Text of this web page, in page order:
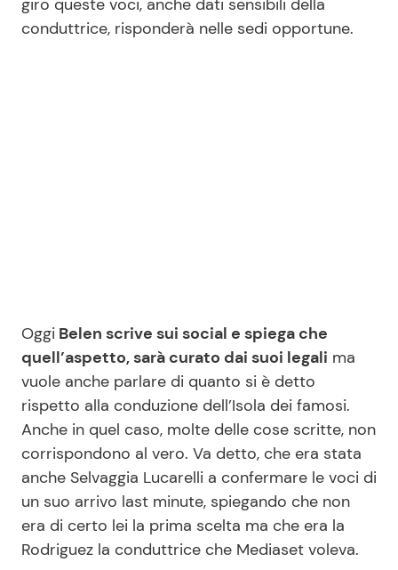
Viaggi e Turismo Ricette Feste
Disclaimer e Privacy
Redazione
Contattaci
Pubblicità
Privacy Policy
giro queste voci, anche dati sensibili della
conduttrice, risponderà nelle sedi opportune.
Oggi Belen scrive sui social e spiega che
quell’aspetto, sarà curato dai suoi legali ma
vuole anche parlare di quanto si è detto
rispetto alla conduzione dell’Isola dei famosi.
Anche in quel caso, molte delle cose scritte, non
corrispondono al vero. Va detto, che era stata
anche Selvaggia Lucarelli a confermare le voci di
un suo arrivo last minute, spiegando che non
era di certo lei la prima scelta ma che era la
Rodriguez la conduttrice che Mediaset voleva.